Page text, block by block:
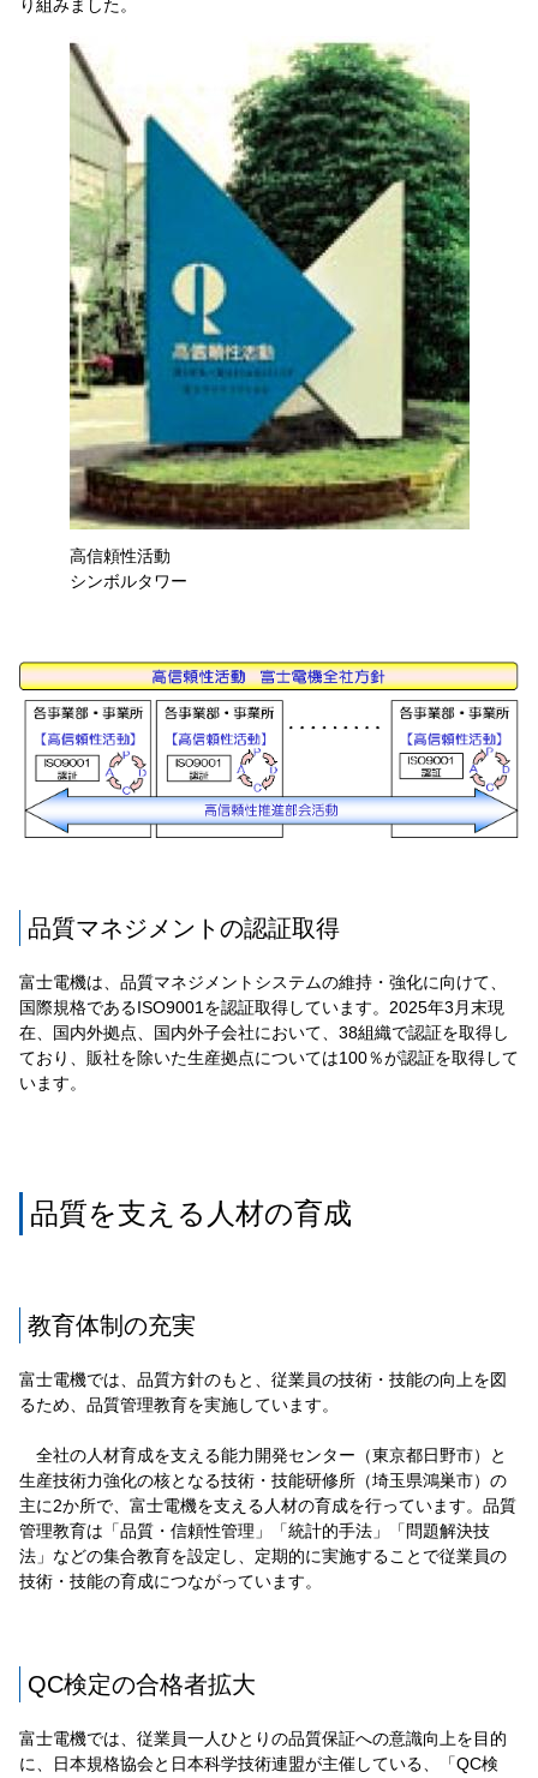
高信頼性活動
シンボルタワー
り組みました。
品質マネジメントの認証取得
富士電機は、品質マネジメントシステムの維持・強化に向けて、
国際規格であるISO9001を認証取得しています。2025年3月末現
在、国内外拠点、国内外子会社において、38組織で認証を取得し
ており、販社を除いた生産拠点については100％が認証を取得して
います。
品質を支える人材の育成
教育体制の充実
富士電機では、品質方針のもと、従業員の技術・技能の向上を図
るため、品質管理教育を実施しています。
全社の人材育成を支える能力開発センター（東京都日野市）と
生産技術力強化の核となる技術・技能研修所（埼玉県鴻巣市）の
主に2か所で、富士電機を支える人材の育成を行っています。品質
管理教育は「品質・信頼性管理」「統計的手法」「問題解決技
法」などの集合教育を設定し、定期的に実施することで従業員の
技術・技能の育成につながっています。
QC検定の合格者拡大
富士電機では、従業員一人ひとりの品質保証への意識向上を目的
に、日本規格協会と日本科学技術連盟が主催している、「QC検